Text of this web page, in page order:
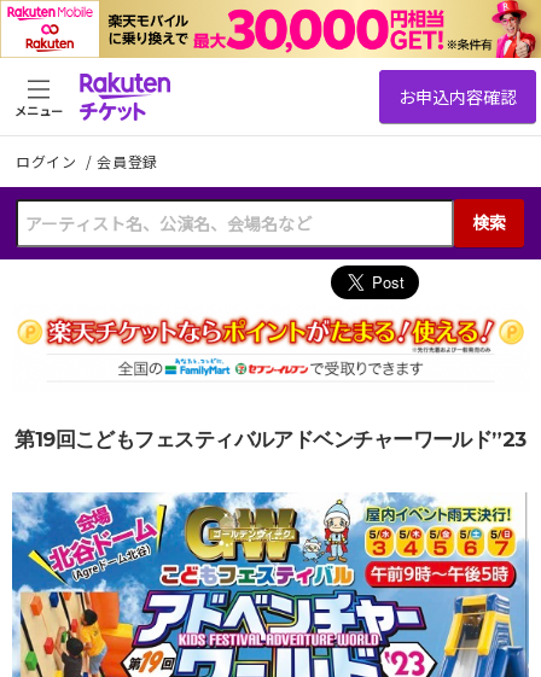
ログイン /会員登録
検索
メニュー
第19回こどもフェスティバルアドベンチャーワールド”23